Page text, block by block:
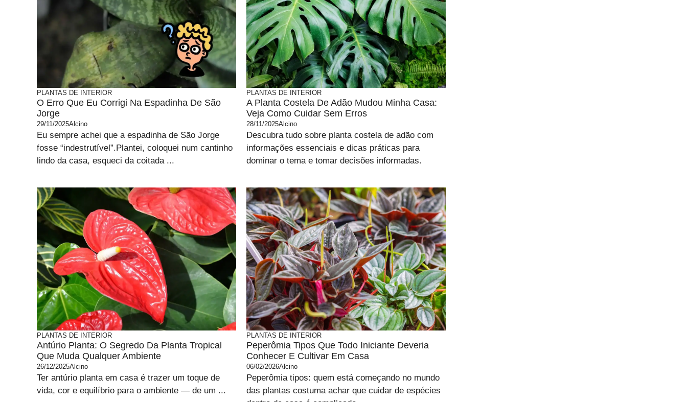
PLANTAS DE INTERIOR
O Erro Que Eu Corrigi Na Espadinha De São
Jorge
29/11/2025Alcino
Eu sempre achei que a espadinha de São Jorge
fosse “indestrutível”.Plantei, coloquei num cantinho
lindo da casa, esqueci da coitada ...
PLANTAS DE INTERIOR
A Planta Costela De Adão Mudou Minha Casa:
Veja Como Cuidar Sem Erros
28/11/2025Alcino
Descubra tudo sobre planta costela de adão com
informações essenciais e dicas práticas para
dominar o tema e tomar decisões informadas.
PLANTAS DE INTERIOR
Antúrio Planta: O Segredo Da Planta Tropical
Que Muda Qualquer Ambiente
26/12/2025Alcino
Ter antúrio planta em casa é trazer um toque de
vida, cor e equilíbrio para o ambiente — de um ...
PLANTAS DE INTERIOR
Peperômia Tipos Que Todo Iniciante Deveria
Conhecer E Cultivar Em Casa
06/02/2026Alcino
Peperômia tipos: quem está começando no mundo
das plantas costuma achar que cuidar de espécies